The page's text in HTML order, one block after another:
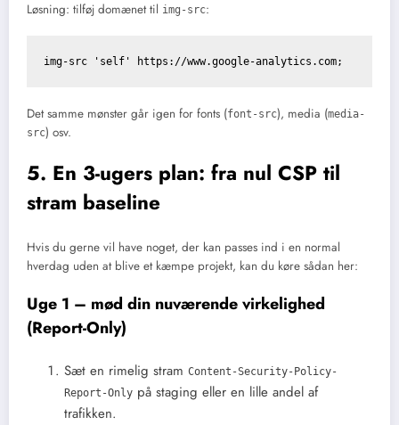
Løsning: tilføj domænet til img-src:
img-src 'self' https://www.google-analytics.com;
Det samme mønster går igen for fonts (font-src), media (media-
src) osv.
5. En 3-ugers plan: fra nul CSP til
stram baseline
Hvis du gerne vil have noget, der kan passes ind i en normal
hverdag uden at blive et kæmpe projekt, kan du køre sådan her:
Uge 1 – mød din nuværende virkelighed
(Report-Only)
Sæt en rimelig stram Content-Security-Policy-
Report-Only på staging eller en lille andel af
trafikken.